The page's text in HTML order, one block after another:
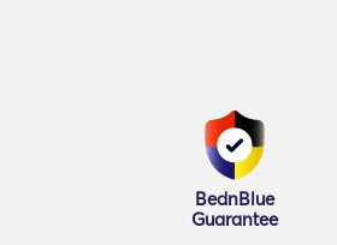
BednBlue
Guarantee